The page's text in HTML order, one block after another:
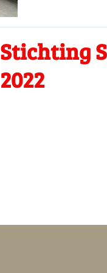
Stichting
2022